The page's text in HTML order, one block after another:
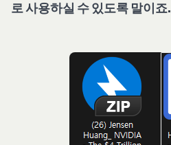
로 사용하실 수 있도록 말이죠.